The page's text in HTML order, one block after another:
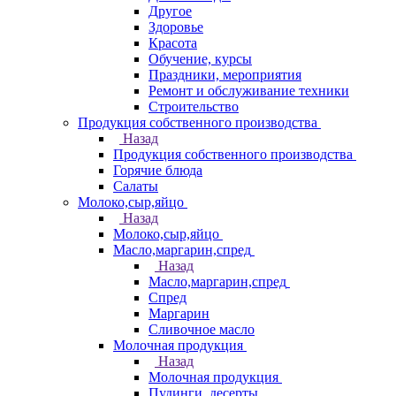
Другое
Здоровье
Красота
Обучение, курсы
Праздники, мероприятия
Ремонт и обслуживание техники
Строительство
Продукция собственного производства
Назад
Продукция собственного производства
Горячие блюда
Салаты
Молоко,сыр,яйцо
Назад
Молоко,сыр,яйцо
Масло,маргарин,спред
Назад
Масло,маргарин,спред
Спред
Маргарин
Сливочное масло
Молочная продукция
Назад
Молочная продукция
Пудинги, десерты